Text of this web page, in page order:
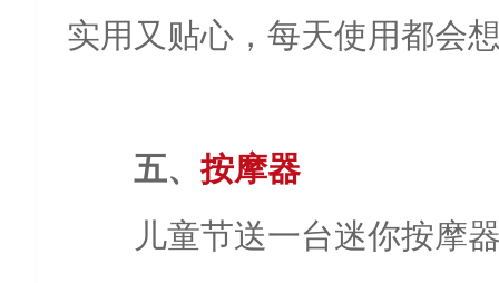
实用又贴心，每天使用都会
五、按摩器
儿童节送一台迷你按摩